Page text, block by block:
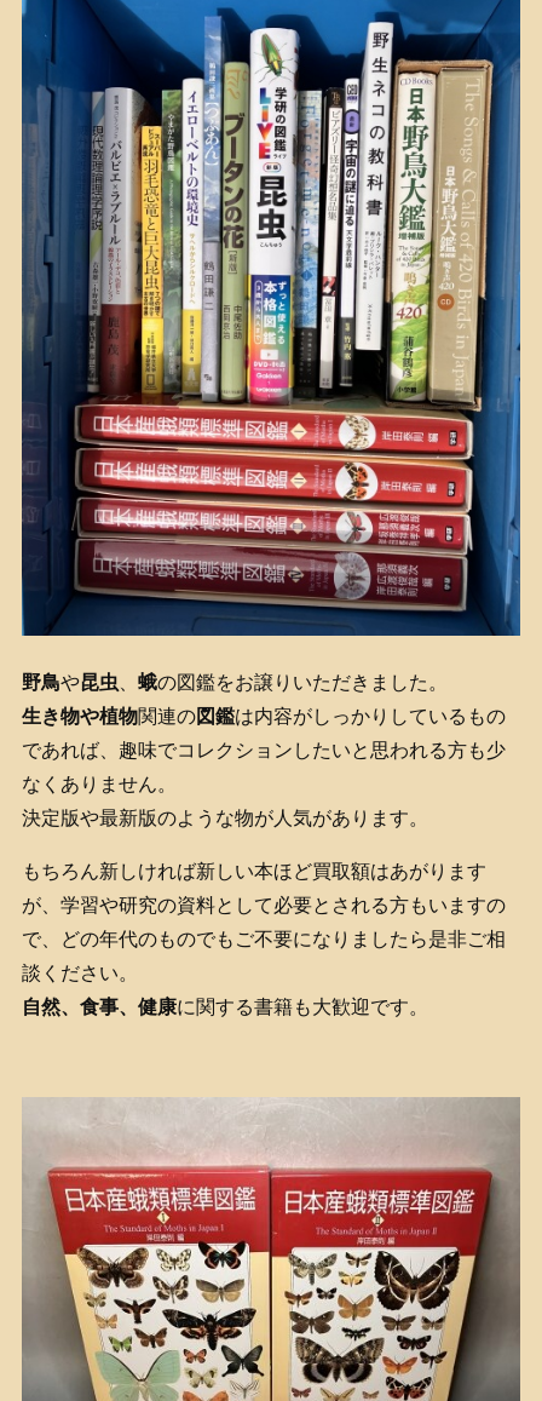
野鳥や昆虫 蛾の図鑑をお譲りいただきました。
生き物や植物関連の図鑑は内容がしっかりしているもの
であれば、趣味でコレクションしたいと思われる方も少
なくありません。
決定版や最新版のような物が人気があります。
もちろん新しければ新しい本ほど買取額はあがります
が、学習や研究の資料として必要とされる方もいますの
で、どの年代のものでもご不要になりましたら是非ご相
談ください。
自然、食事、健康に関する書籍も大歓迎です。